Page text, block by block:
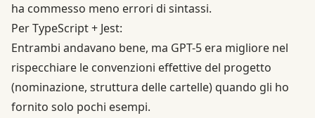
ha commesso meno errori di sintassi.
Per TypeScript + Jest:
Entrambi andavano bene, ma GPT-5 era migliore nel
rispecchiare le convenzioni effettive del progetto
(nominazione, struttura delle cartelle) quando gli ho
fornito solo pochi esempi.